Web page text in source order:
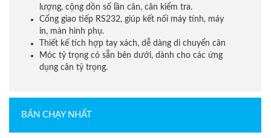
lượng, cộng dồn số lần cân, cân kiểm tra.
Cổng giao tiếp RS232, giúp kết nối máy tính, máy
in, màn hình phụ.
Thiết kế tích hợp tay xách, dễ dàng di chuyển cân
Móc tỷ trọng có sẵn bên dưới, dành cho các ứng
dụng cân tỷ trọng.
BÁN CHẠY NHẤT